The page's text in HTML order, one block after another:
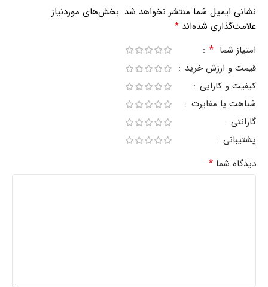
نشانی ایمیل شما منتشر نخواهد شد. بخش‌های موردنیاز
علامت‌گذاری شده‌اند *
امتیاز شما *
قیمت و ارزش خرید
کیفیت و کارایی
شباهت یا مغایرت
گارانتی
پشتیبانی
دیدگاه شما *